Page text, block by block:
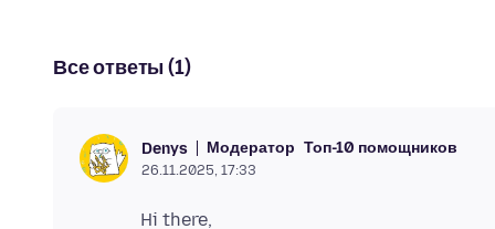
Все ответы (1)
Denys Модератор Топ-10 помощников
26.11.2025, 17:33